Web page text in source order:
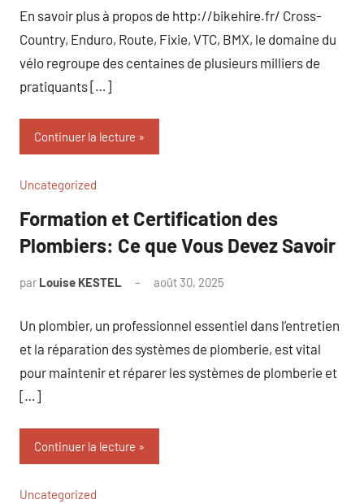
En savoir plus à propos de http://bikehire.fr/ Cross-
Country, Enduro, Route, Fixie, VTC, BMX, le domaine du
vélo regroupe des centaines de plusieurs milliers de
pratiquants […]
Continuer la lecture
Uncategorized
Formation et Certification des
Plombiers: Ce que Vous Devez Savoir
par Louise KESTEL août 30, 2025
Un plombier, un professionnel essentiel dans l’entretien
et la réparation des systèmes de plomberie, est vital
pour maintenir et réparer les systèmes de plomberie et
[…]
Continuer la lecture
Uncategorized